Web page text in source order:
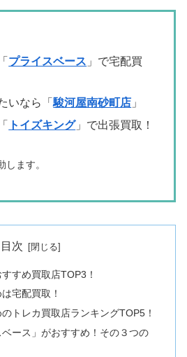
プライスベース 」で宅配買
いなら「駿河屋南砂町店 」
トイズキング」で出張買取！
ます。
目次
すめ買取店TOP3！
宅配買取！
のトレカ買取店ランキングTOP5！
ース」がおすすめ！その３つの